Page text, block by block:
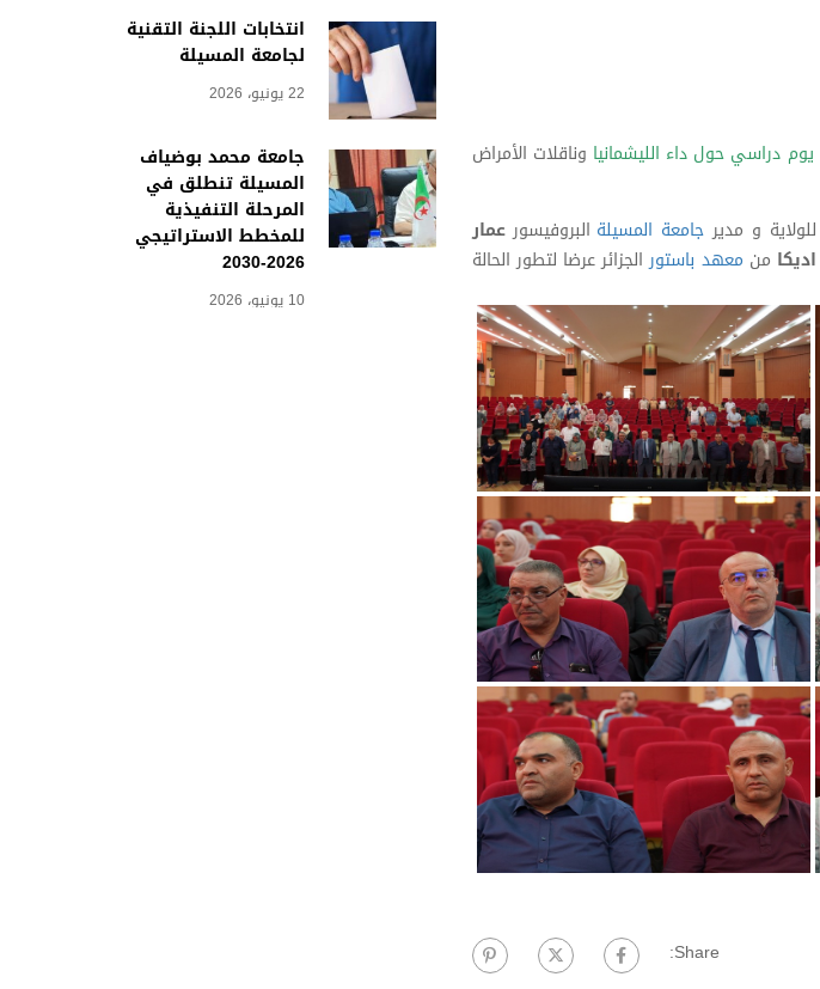
يوم دراسي حول داء الليشمانيا وناقلات الأمراض
للولاية و مدير جامعة المسيلة البروفيسورعمار
من معهد باستورالجزائر عرضا لتطور الحالة
Share:
انتخابات اللجنة التقنية
لجامعة المسيلة
22 يونيو، 2026
جامعة محمد بوضياف
المسيلة تنطلق في
المرحلة التنفيذية
للمخطط الاستراتيجي
2026-2030
10 يونيو، 2026